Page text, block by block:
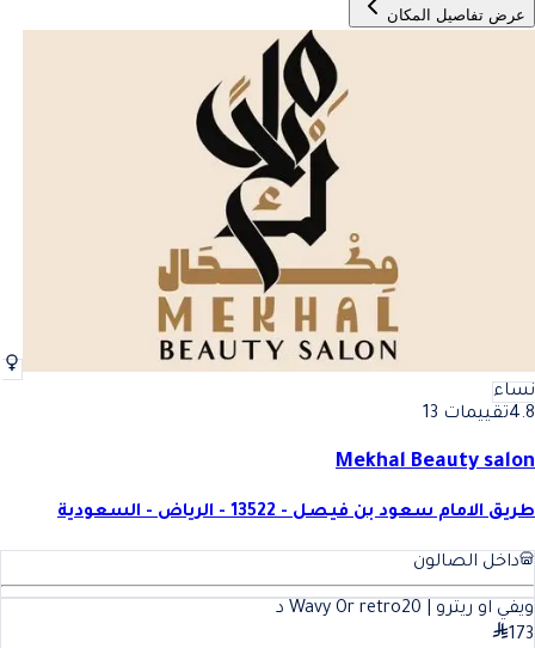
عرض تفاصيل المكان
نساء
4.8تقييمات 13
Mekhal Beauty salon
طريق الامام سعود بن فيصل - 13522 - الرياض - السعودية
داخل الصالون
ويفي او ريترو | Wavy Or retro 20
د
173